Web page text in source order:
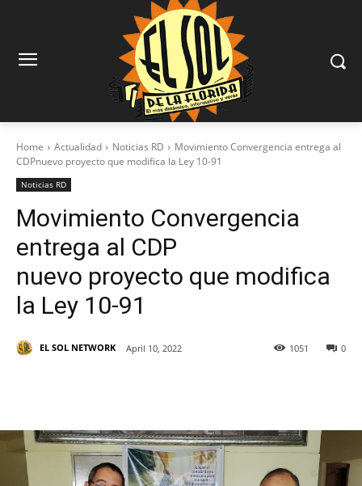
Home Actualidad Noticias RD
Movimiento Convergencia entrega al
CDPnuevo proyecto que modifica la Ley 10-91
Noticias RD
Movimiento Convergencia
entrega al CDP
nuevo proyecto que modifica
la Ley 10-91
EL SOL NETWORK April 10, 2022 0
1051